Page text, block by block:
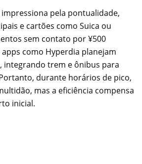
impressiona pela pontualidade,
e cartões como Suica ou
sem contato por ¥500
como Hyperdia planejam
integrando trem e ônibus para
durante horários de pico,
mas a eficiência compensa
inicial.